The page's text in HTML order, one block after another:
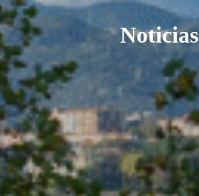
Noticias